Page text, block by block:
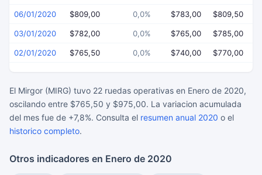
06/01/2020 $809,00 0,0% $783,00 $809,50
03/01/2020 $782,00 0,0% $765,00 $785,00
02/01/2020 $765,50 0,0% $740,00 $770,00
El Mirgor (MIRG) tuvo 22 ruedas operativas en Enero de 2020,
oscilando entre $765,50 y $975,00. La variacion acumulada
del mes fue de +7,8%. Consulta el resumen anual 2020 o el
historico completo.
Otros indicadores en Enero de 2020